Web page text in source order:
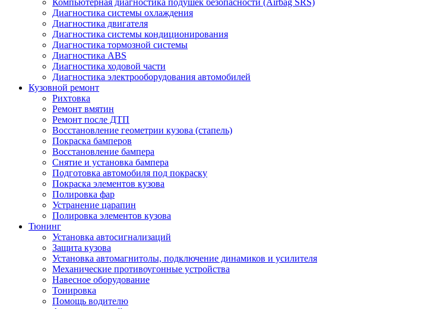
Компьютерная диагностика подушек безопасности (Airbag SRS)
Диагностика системы охлаждения
Диагностика двигателя
Диагностика системы кондиционирования
Диагностика тормозной системы
Диагностика ABS
Диагностика ходовой части
Диагностика электрооборудования автомобилей
Кузовной ремонт
Рихтовка
Ремонт вмятин
Ремонт после ДТП
Восстановление геометрии кузова (стапель)
Покраска бамперов
Восстановление бампера
Снятие и установка бампера
Подготовка автомобиля под покраску
Покраска элементов кузова
Полировка фар
Устранение царапин
Полировка элементов кузова
Тюнинг
Установка автосигнализаций
Защита кузова
Установка автомагнитолы, подключение динамиков и усилителя
Механические противоугонные устройства
Навесное оборудование
Тонировка
Помощь водителю